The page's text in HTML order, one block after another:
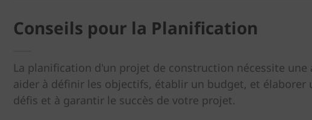
Conseils pour la Planification
La planification d'un projet de construction nécessite
aider à définir les objectifs, établir un budget, et élaborer
défis et à garantir le succès de votre projet.